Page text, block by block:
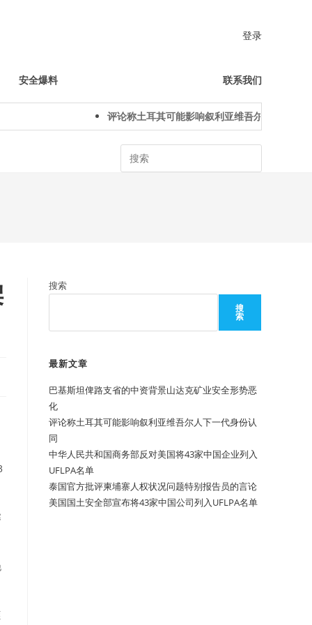
登录
安全爆料 联系我们
评论称土耳其可能影响叙利亚维吾尔人下一代身份
Search
搜索
搜
索
最新文章
巴基斯坦俾路支省的中资背景山达克矿业安全形势恶
化
评论称土耳其可能影响叙利亚维吾尔人下一代身份认
同
中华人民共和国商务部反对美国将43家中国企业列入
UFLPA名单
泰国官方批评柬埔寨人权状况问题特别报告员的言论
美国国土安全部宣布将43家中国公司列入UFLPA名单